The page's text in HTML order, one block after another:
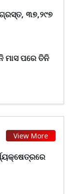
୩୭,୨୯୭
ମାସ ପରେ ତିନି
View More